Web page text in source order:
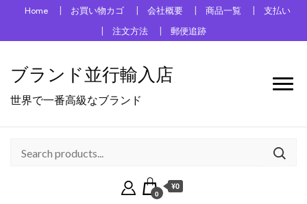
Home お買い物カゴ 会社概要 商品一覧
支払い
注文方法
郵便追跡
ブランド並行輸入店
世界で一番高級なブランド
0
¥0